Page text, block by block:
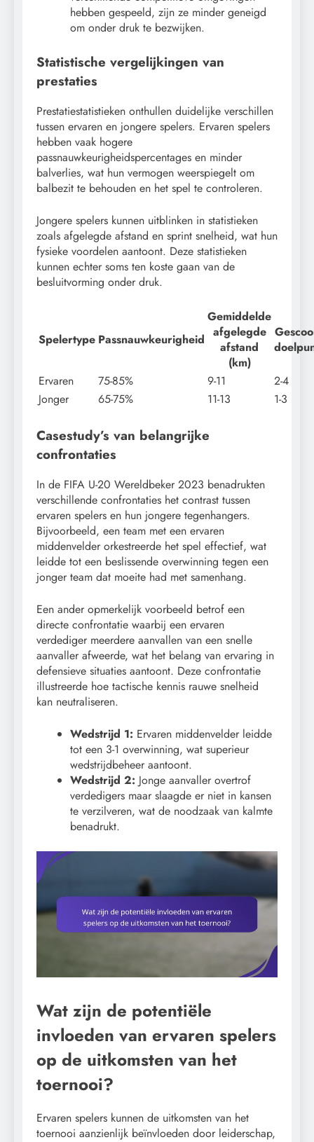
hebben gespeeld, zijn ze minder geneigd
om onder druk te bezwijken.
Statistische vergelijkingen van
prestaties
Prestatiestatistieken onthullen duidelijke verschillen
tussen ervaren en jongere spelers. Ervaren spelers
hebben vaak hogere
passnauwkeurigheidspercentages en minder
balverlies, wat hun vermogen weerspiegelt om
balbezit te behouden en het spel te controleren.
Jongere spelers kunnen uitblinken in statistieken
zoals afgelegde afstand en sprint snelheid, wat hun
fysieke voordelen aantoont. Deze statistieken
kunnen echter soms ten koste gaan van de
besluitvorming onder druk.
Spelertype Passnauwkeurigheid
Gemiddelde
afgelegde
afstand
(km)
Ervaren 75-85% 9-11
2-4
Jonger
65-75% 11-13 1-3
Casestudy’s van belangrijke
confrontaties
In de FIFA U-20 Wereldbeker 2023 benadrukten
verschillende confrontaties het contrast tussen
ervaren spelers en hun jongere tegenhangers.
Bijvoorbeeld, een team met een ervaren
middenvelder orkestreerde het spel effectief, wat
leidde tot een beslissende overwinning tegen een
jonger team dat moeite had met samenhang.
Een ander opmerkelijk voorbeeld betrof een
directe confrontatie waarbij een ervaren
verdediger meerdere aanvallen van een snelle
aanvaller afweerde, wat het belang van ervaring in
defensieve situaties aantoont. Deze confrontatie
illustreerde hoe tactische kennis rauwe snelheid
kan neutraliseren.
Wedstrijd 1: Ervaren middenvelder leidde
tot een 3-1 overwinning, wat superieur
wedstrijdbeheer aantoont.
Wedstrijd 2: Jonge aanvaller overtrof
verdedigers maar slaagde er niet in kansen
te verzilveren, wat de noodzaak van kalmte
benadrukt.
Wat zijn de potentiële
invloeden van ervaren spelers
op de uitkomsten van het
toernooi?
Ervaren spelers kunnen de uitkomsten van het
toernooi aanzienlijk beïnvloeden door leiderschap,